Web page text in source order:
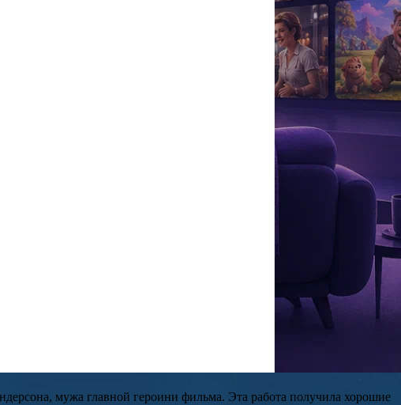
острые социальные темы. Одна из них — судьба женщин, которые в
богатый купец Кнуров.
в театральный кружок. Позже в интервью он рассказал, что
мужа главной героини фильма. Эта работа получила хорошие